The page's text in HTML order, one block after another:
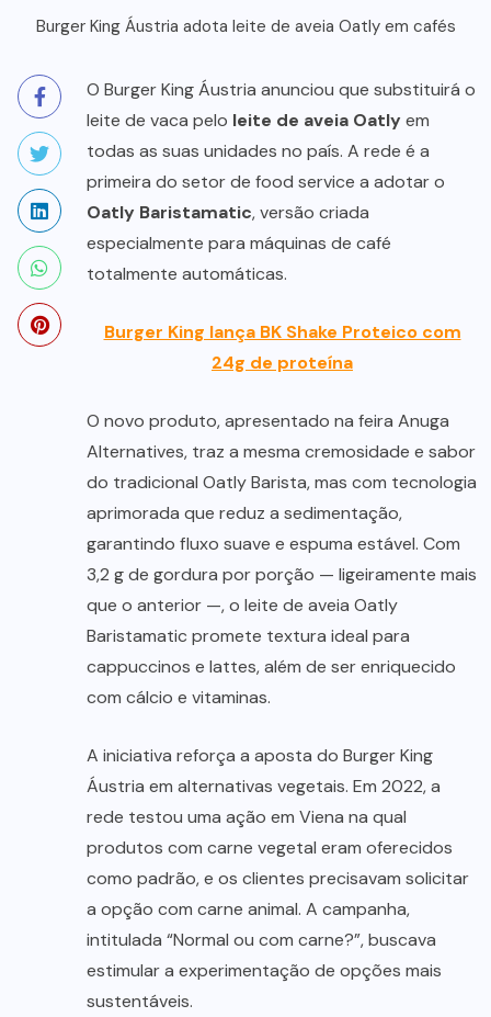
Burger King Áustria adota leite de aveia Oatly em cafés
O Burger King Áustria anunciou que substituirá o
leite de vaca pelo leite de aveia Oatlyem
todas as suas unidades no país. A rede é a
primeira do setor de food service a adotar o
Oatly Baristamatic, versão criada
especialmente para máquinas de café
totalmente automáticas.
Burger King lança BK Shake Proteico com
24g de proteína
O novo produto, apresentado na feira Anuga
Alternatives, traz a mesma cremosidade e sabor
do tradicional Oatly Barista, mas com tecnologia
aprimorada que reduz a sedimentação,
garantindo fluxo suave e espuma estável. Com
3,2 g de gordura por porção — ligeiramente mais
que o anterior —, o leite de aveia Oatly
Baristamatic promete textura ideal para
cappuccinos e lattes, além de ser enriquecido
com cálcio e vitaminas.
A iniciativa reforça a aposta do Burger King
Áustria em alternativas vegetais. Em 2022, a
rede testou uma ação em Viena na qual
produtos com carne vegetal eram oferecidos
como padrão, e os clientes precisavam solicitar
a opção com carne animal. A campanha,
intitulada “Normal ou com carne?”, buscava
estimular a experimentação de opções mais
sustentáveis.